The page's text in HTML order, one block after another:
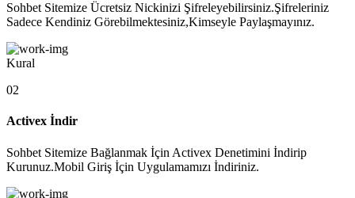
Sohbet Sitemize Ücretsiz Nickinizi Şifreleyebilirsiniz.Şifreleriniz
Sadece Kendiniz Görebilmektesiniz,Kimseyle Paylaşmayınız.
Kural
02
Activex İndir
Sohbet Sitemize Bağlanmak İçin Activex Denetimini İndirip
Kurunuz.Mobil Giriş İçin Uygulamamızı İndiriniz.